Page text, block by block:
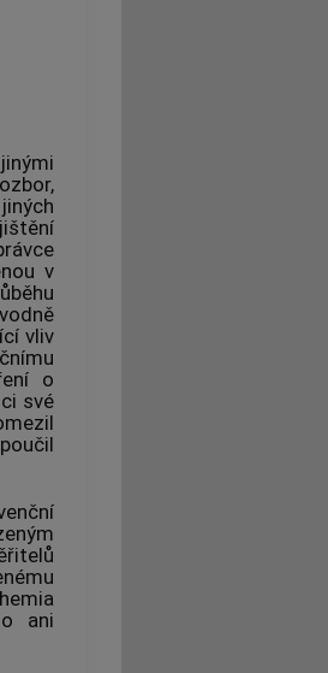
v
vliv
o
své
ani